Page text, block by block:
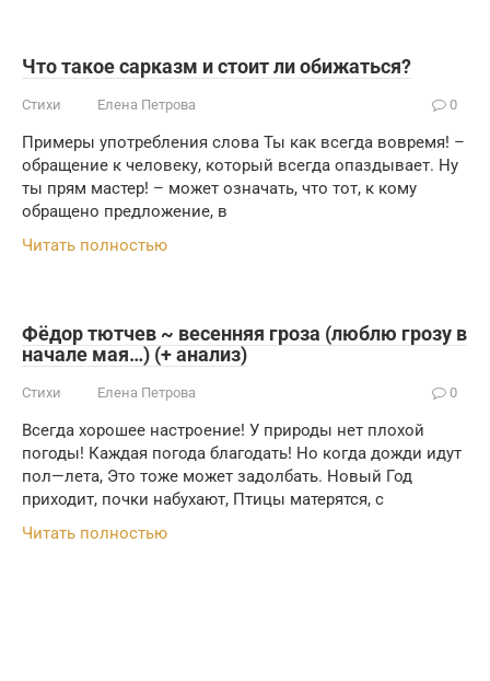
Что такое сарказм и стоит ли обижаться?
Стихи Елена Петрова 0
Примеры употребления слова Ты как всегда вовремя! –
обращение к человеку, который всегда опаздывает. Ну
ты прям мастер! – может означать, что тот, к кому
обращено предложение, в
Читать полностью
Фёдор тютчев ~ весенняя гроза (люблю грозу в
начале мая…) (+ анализ)
Стихи Елена Петрова 0
Всегда хорошее настроение! У природы нет плохой
погоды! Каждая погода благодать! Но когда дожди идут
пол—лета, Это тоже может задолбать. Новый Год
приходит, почки набухают, Птицы матерятся, с
Читать полностью